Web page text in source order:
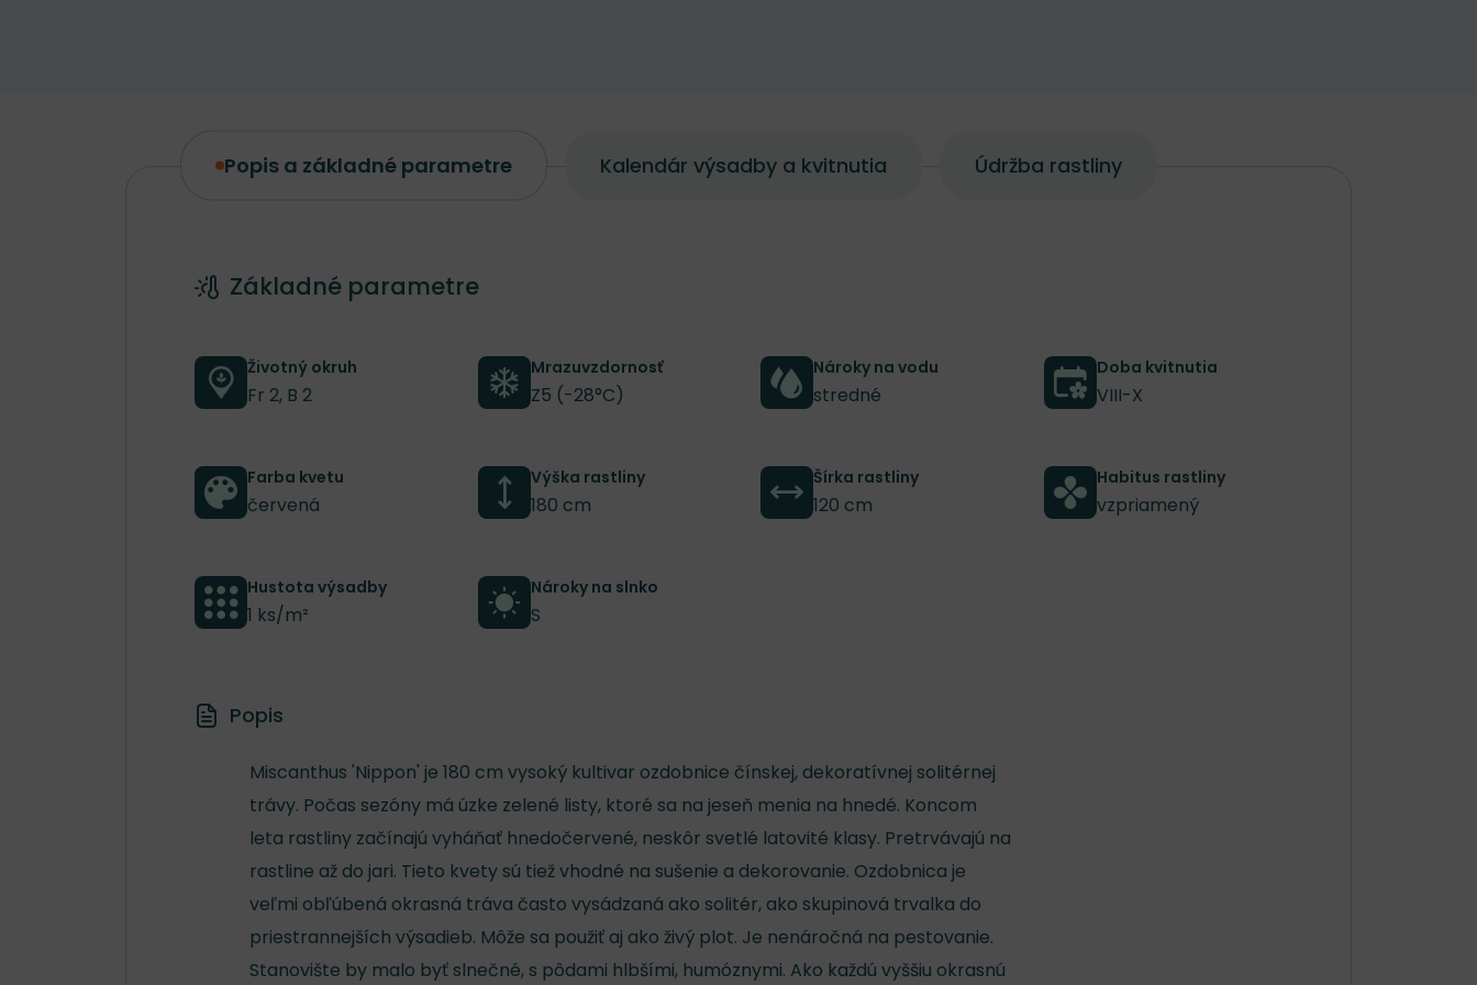
Popis a základné parametre Kalendár výsadby a kvitnutia Údržba rastliny
Popis a základné parametre
Základné parametre
Životný okruh
Fr 2, B 2
Mrazuvzdornosť
Z5 (-28°C)
Nároky na vodu
stredné
Doba kvitnutia
VIII-X
Farba kvetu
červená
Výška rastliny
180 cm
Šírka rastliny
120 cm
Habitus rastliny
vzpriamený
Hustota výsadby
1 ks/m²
Nároky na slnko
S
Popis
Miscanthus 'Nippon' je 180 cm vysoký kultivar ozdobnice čínskej, dekoratívnej solitérnej
trávy. Počas sezóny má úzke zelené listy, ktoré sa na jeseň menia na hnedé. Koncom
leta rastliny začínajú vyháňať hnedočervené, neskôr svetlé latovité klasy. Pretrvávajú na
rastline až do jari. Tieto kvety sú tiež vhodné na sušenie a dekorovanie. Ozdobnica je
veľmi obľúbená okrasná tráva často vysádzaná ako solitér, ako skupinová trvalka do
priestrannejších výsadieb. Môže sa použiť aj ako živý plot. Je nenáročná na pestovanie.
Stanovište by malo byť slnečné, s pôdami hlbšími, humóznymi. Ako každú vyššiu okrasnú